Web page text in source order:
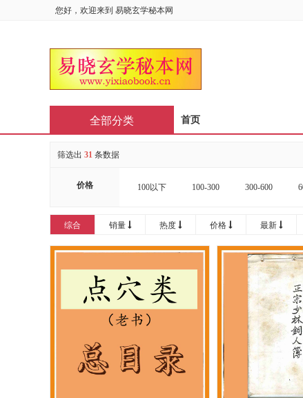
您好，欢迎来到 易晓玄学秘本网
首页
全部分类
筛选出 31 条数据
价格 100以下 100-300 300-600
综合 销量 热度 价格 最新